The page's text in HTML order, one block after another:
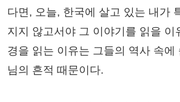
다면, 오늘, 한국에 살고 있는 내가
지지 않고서야 그 이야기를 읽을 이
경을 읽는 이유는 그들의 역사 속에
님의 흔적 때문이다.